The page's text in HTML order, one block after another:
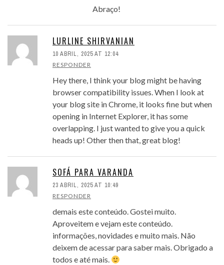
Abraço!
LURLINE SHIRVANIAN
10 ABRIL, 2025 AT 12:04
RESPONDER
Hey there, I think your blog might be having
browser compatibility issues. When I look at
your blog site in Chrome, it looks fine but when
opening in Internet Explorer, it has some
overlapping. I just wanted to give you a quick
heads up! Other then that, great blog!
SOFÁ PARA VARANDA
23 ABRIL, 2025 AT 10:49
RESPONDER
demais este conteúdo. Gostei muito.
Aproveitem e vejam este conteúdo.
informações, novidades e muito mais. Não
deixem de acessar para saber mais. Obrigado a
todos e até mais.